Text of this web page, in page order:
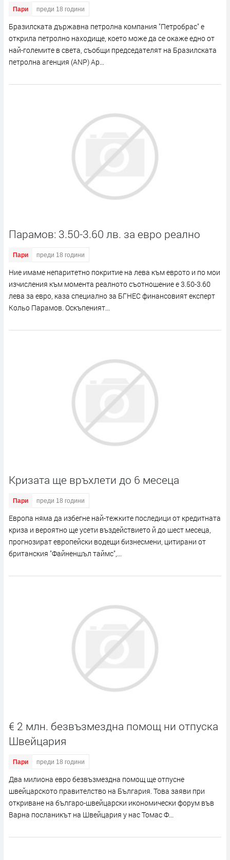
Пари преди 18 години
Бразилската държавна петролна компания "Петробрас" е
открила петролно находище, което може да се окаже едно от
най-големите в света, съобщи председателят на Бразилската
петролна агенция (ANP) Ар...
Парамов: 3.50-3.60 лв. за евро реално
Пари преди 18 години
Ние имаме непаритетно покритие на лева към еврото и по мои
изчисления към момента реалното съотношение е 3.50-3.60
лева за евро, каза специално за БГНЕС финансовият експерт
Кольо Парамов. Оскъпеният...
Кризата ще връхлети до 6 месеца
Пари преди 18 години
Европа няма да избегне най-тежките последици от кредитната
криза и вероятно ще усети въздействието й до шест месеца,
прогнозират европейски водещи бизнесмени, цитирани от
британския "Файненшъл таймс",...
€ 2 млн. безвъзмездна помощ ни отпуска
Швейцария
Пари преди 18 години
Два милиона евро безвъзмездна помощ ще отпусне
швейцарското правителство на България. Това заяви при
откриване на българо-швейцарски икономически форум във
Варна посланикът на Швейцария у нас Томас Ф...